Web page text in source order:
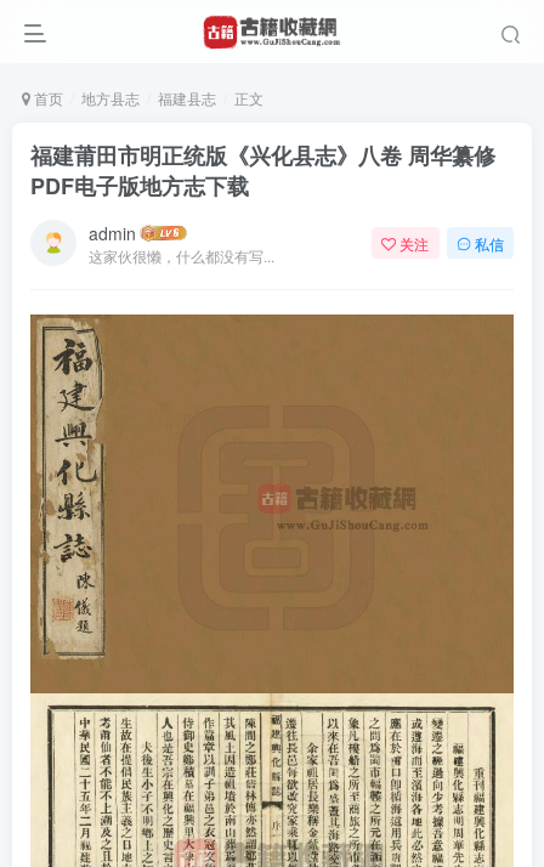
首页 地方县志 福建县志 正文
福建莆田市明正统版《兴化县志》八卷 周华纂修
PDF电子版地方志下载
admin
这家伙很懒，什么都没有写...
关注 私信